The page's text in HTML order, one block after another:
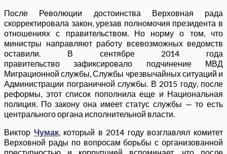
После Революции достоинства Верховная рада
скорректировала закон, урезав полномочия президента в
отношениях с правительством. Но норму о том, что
министры направляют работу всевозможных ведомств
оставили. В сентябре 2014 года
правительство зафиксировало подчинение МВД
Миграционной службы, Службы чрезвычайных ситуаций и
Администрации пограничной службы. В 2015 году, после
реформы, этот список пополнила еще и Национальная
полиция. По закону она имеет статус службы — то есть
центрального органа исполнительной власти.
Виктор Чумак, который в 2014 году возглавлял комитет
Верховной рады по вопросам борьбы с организованной
преступностью и коррупцией вспоминает, что после